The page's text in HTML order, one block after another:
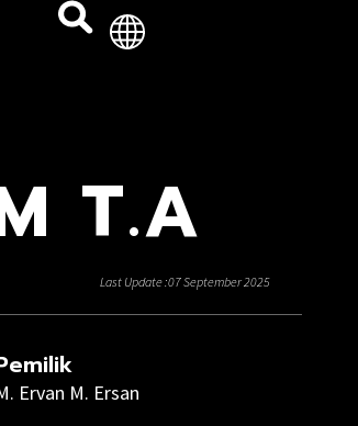
T.A
Ervan M. Ersan
Last Update :07 September 2025